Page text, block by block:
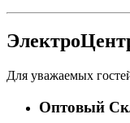
Для уважаемых
Оптовый